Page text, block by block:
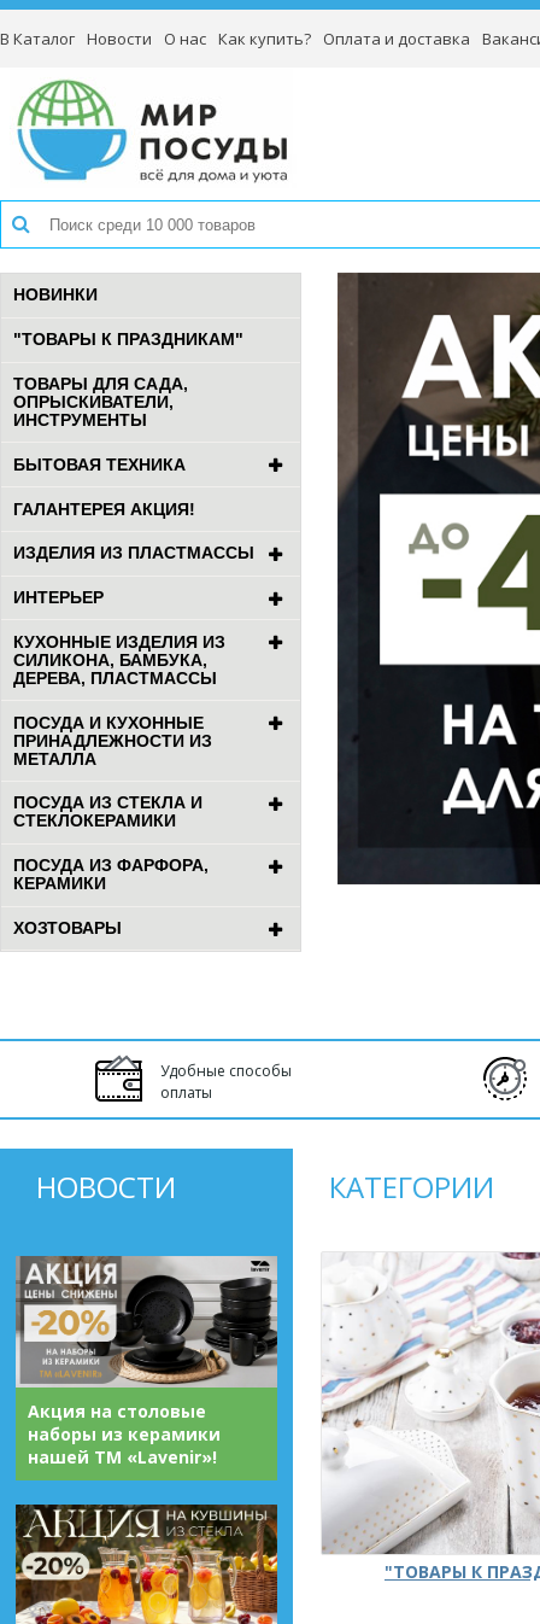
В Каталог Новости О нас Как купить? Оплата и доставка
НОВИНКИ
"ТОВАРЫ К ПРАЗДНИКАМ"
ТОВАРЫ ДЛЯ САДА,
ОПРЫСКИВАТЕЛИ,
ИНСТРУМЕНТЫ
БЫТОВАЯ ТЕХНИКА
ГАЛАНТЕРЕЯ АКЦИЯ!
ИЗДЕЛИЯ ИЗ ПЛАСТМАССЫ
ИНТЕРЬЕР
КУХОННЫЕ ИЗДЕЛИЯ ИЗ
СИЛИКОНА, БАМБУКА,
ДЕРЕВА, ПЛАСТМАССЫ
ПОСУДА И КУХОННЫЕ
ПРИНАДЛЕЖНОСТИ ИЗ
МЕТАЛЛА
ПОСУДА ИЗ СТЕКЛА И
СТЕКЛОКЕРАМИКИ
ПОСУДА ИЗ ФАРФОРА,
КЕРАМИКИ
ХОЗТОВАРЫ
Удобные способы
оплаты
НОВОСТИ
Акция на столовые
наборы из керамики
нашей ТМ «Lavenir»!
КАТЕГОРИИ
"ТОВАРЫ К